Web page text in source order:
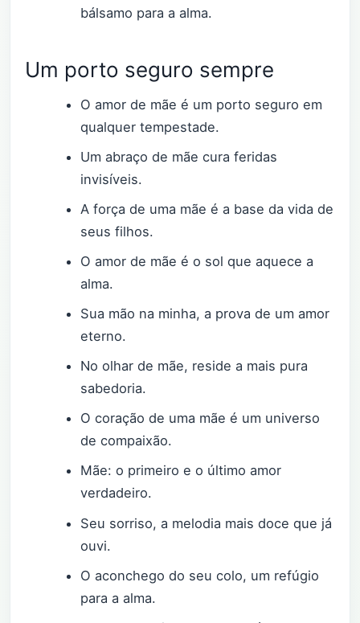
bálsamo para a alma.
Um porto seguro sempre
O amor de mãe é um porto seguro em
qualquer tempestade.
Um abraço de mãe cura feridas
invisíveis.
A força de uma mãe é a base da vida de
seus filhos.
O amor de mãe é o sol que aquece a
alma.
Sua mão na minha, a prova de um amor
eterno.
No olhar de mãe, reside a mais pura
sabedoria.
O coração de uma mãe é um universo
de compaixão.
Mãe: o primeiro e o último amor
verdadeiro.
Seu sorriso, a melodia mais doce que já
ouvi.
O aconchego do seu colo, um refúgio
para a alma.